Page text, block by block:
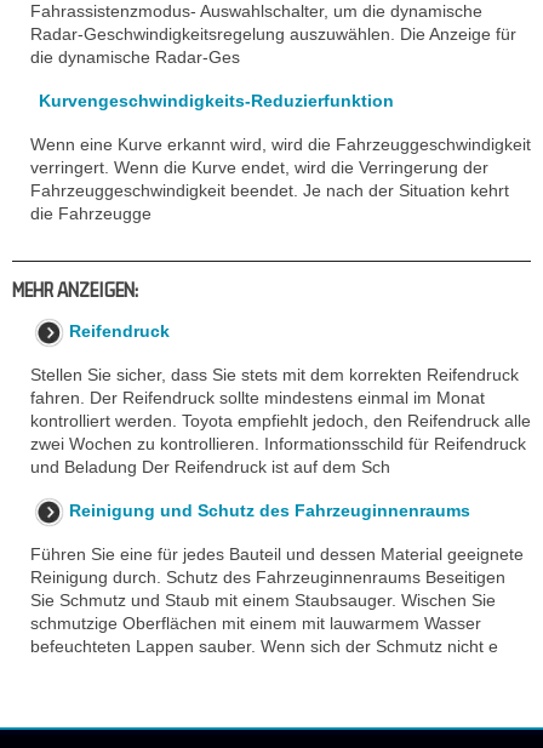
Fahrassistenzmodus- Auswahlschalter, um die dynamische
Radar-Geschwindigkeitsregelung auszuwählen. Die Anzeige für
die dynamische Radar-Ges
Kurvengeschwindigkeits-Reduzierfunktion
Wenn eine Kurve erkannt wird, wird die Fahrzeuggeschwindigkeit
verringert. Wenn die Kurve endet, wird die Verringerung der
Fahrzeuggeschwindigkeit beendet. Je nach der Situation kehrt
die Fahrzeugge
MEHR ANZEIGEN:
Reifendruck
Stellen Sie sicher, dass Sie stets mit dem korrekten Reifendruck
fahren. Der Reifendruck sollte mindestens einmal im Monat
kontrolliert werden. Toyota empfiehlt jedoch, den Reifendruck alle
zwei Wochen zu kontrollieren. Informationsschild für Reifendruck
und Beladung Der Reifendruck ist auf dem Sch
Reinigung und Schutz des Fahrzeuginnenraums
Führen Sie eine für jedes Bauteil und dessen Material geeignete
Reinigung durch. Schutz des Fahrzeuginnenraums Beseitigen
Sie Schmutz und Staub mit einem Staubsauger. Wischen Sie
schmutzige Oberflächen mit einem mit lauwarmem Wasser
befeuchteten Lappen sauber. Wenn sich der Schmutz nicht e